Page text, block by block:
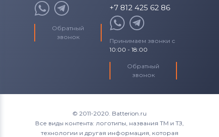
Обратный
звонок
+7 812 425 62 86
Принимаем звонки с
10:00 - 18:00
Обратный
звонок
© 2011-2020. Batterion.ru
Все виды контента: логотипы, названия ТМ и ТЗ,
технологии и другая информация, которая